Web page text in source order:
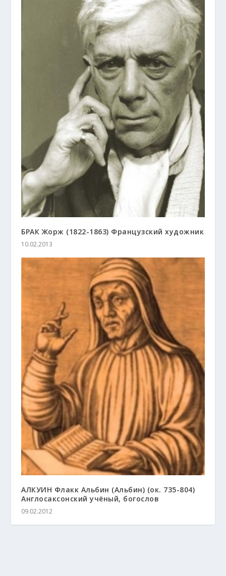
БРАК Жорж (1822-1863) Французский художник
10.02.2013
АЛКУИН Флакк Альбин (Альбин) (ок. 735-804)
Англосаксонский учёный, богослов
09.02.2012